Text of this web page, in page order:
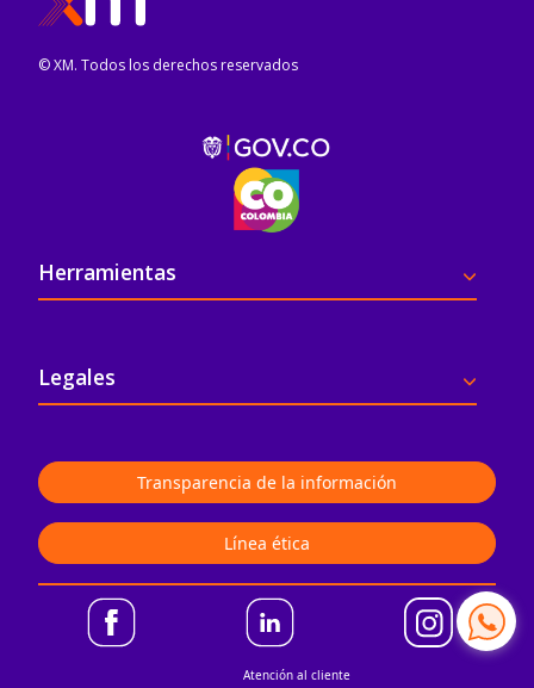
Atención al cliente
© XM. Todos los derechos reservados
Pie de página
Herramientas
Legales
Transparencia de la información
Línea ética